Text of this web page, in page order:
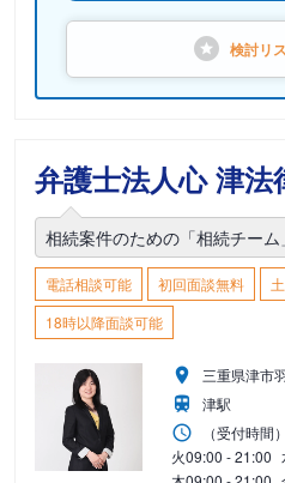
検討リ
弁護士法人心 津法
相続案件のための「相続チーム
電話相談可能 初回面談無料
18時以降面談可能
三重県津市
津駅
（受付時間）
火09:00 - 21:00